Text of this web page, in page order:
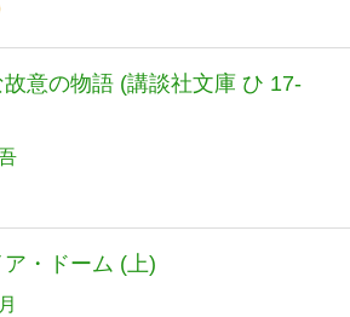
意の物語 (講談社文庫 ひ 17-
ア・ドーム (上)